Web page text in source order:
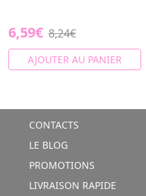
6,59€ 8,24€
AJOUTER AU PANIER
CONTACTS
LE BLOG
PROMOTIONS
LIVRAISON RAPIDE